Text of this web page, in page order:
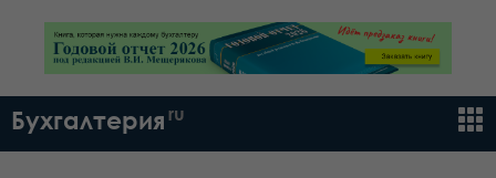
Бухгалтерия ru